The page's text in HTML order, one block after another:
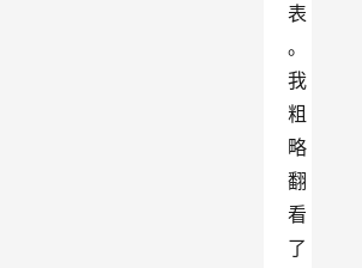
表
。
我
粗
略
翻
看
了